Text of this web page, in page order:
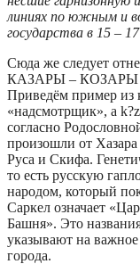
линиях по южным и
государства в 15 – 17
Сюда же следует
КАЗАРЫ –
Приведём пример из
«надсмотрщик», а
согласно
произошли от
Руса и Скифа.
то есть русскую
народом, который
Саркел означает
Башня». Это
указывают на важное
города.